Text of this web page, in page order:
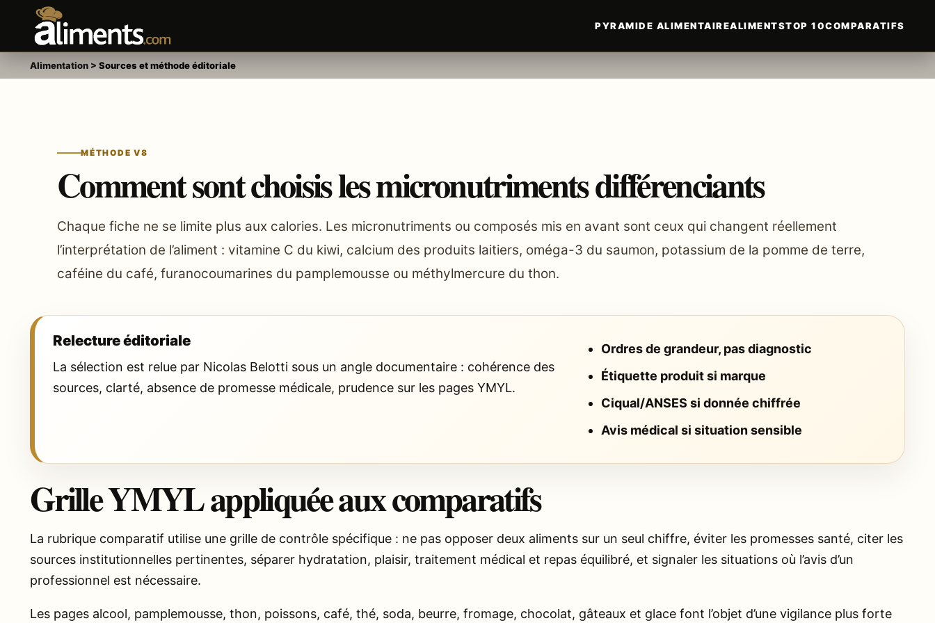
PYRAMIDE ALIMENTAIREALIMENTSTOP 10COMPARATIFS
Alimentation > Sources et méthode éditoriale
MÉTHODE V8
Comment sont choisis les micronutriments différenciants
Chaque fiche ne se limite plus aux calories. Les micronutriments ou composés mis en avant sont ceux qui changent réellement
l’interprétation de l’aliment : vitamine C du kiwi, calcium des produits laitiers, oméga-3 du saumon, potassium de la pomme de terre,
caféine du café, furanocoumarines du pamplemousse ou méthylmercure du thon.
Relecture éditoriale
La sélection est relue par Nicolas Belotti sous un angle documentaire : cohérence des
sources, clarté, absence de promesse médicale, prudence sur les pages YMYL.
Ordres de grandeur, pas diagnostic
Étiquette produit si marque
Ciqual/ANSES si donnée chiffrée
Avis médical si situation sensible
Grille YMYL appliquée aux comparatifs
La rubrique comparatif utilise une grille de contrôle spécifique : ne pas opposer deux aliments sur un seul chiffre, éviter les promesses santé, citer les
sources institutionnelles pertinentes, séparer hydratation, plaisir, traitement médical et repas équilibré, et signaler les situations où l’avis d’un
professionnel est nécessaire.
Les pages alcool, pamplemousse, thon, poissons, café, thé, soda, beurre, fromage, chocolat, gâteaux et glace font l’objet d’une vigilance plus forte